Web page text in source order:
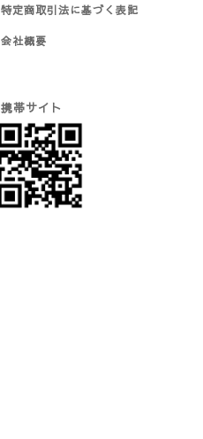
特定商取引法に基づく表記
会社概要
携帯サイト